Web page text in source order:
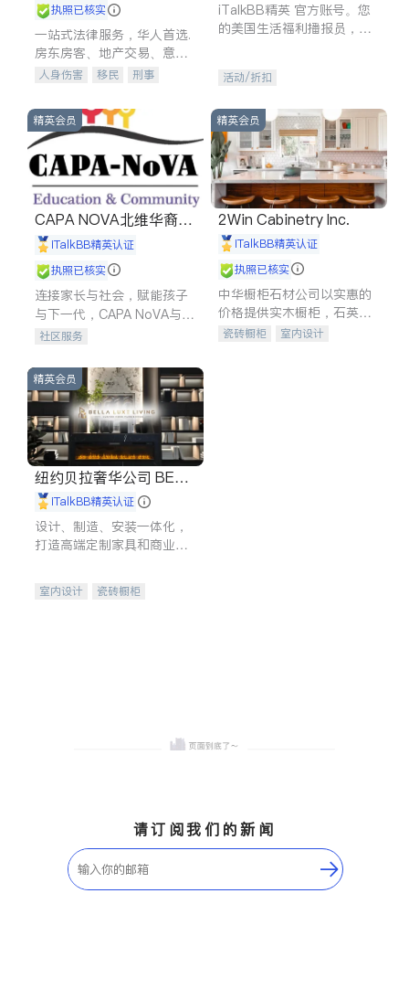
执照已核实
一站式法律服务，华人首选.
房东房客、地产交易、意外
伤害、车祸重伤、商业诉
建筑合同、刑事案件全包办
人身伤害 移民
刑事
信托/遗嘱
商业
索赔
律师-其它 保释
iTalkBB精英 官方账号。您
的美国生活福利播报员，精
专属福利。
活动/折扣
精英会员
CAPA NOVA北维华裔家
长会iTalkBB精英认证
执照已核实
连接家长与社会，赋能孩子
与下一代，CAPA NoVA与您
携手建设包容、公平、充满
社区服务
精英会员
2Win Cabinetry Inc.
iTalkBB精英认证
执照已核实
中华橱柜石材公司以实惠的
价格提供实木橱柜，石英石
台面，多种优质不锈钢水
瓷砖橱柜
室内设计
精英会员
纽约贝拉奢华公司 BELL
A LUXE
iTalkBB精英认证
设计、制造、安装一体化，
打造高端定制家具和商业空
室内设计
瓷砖橱柜
请订阅我们的新闻